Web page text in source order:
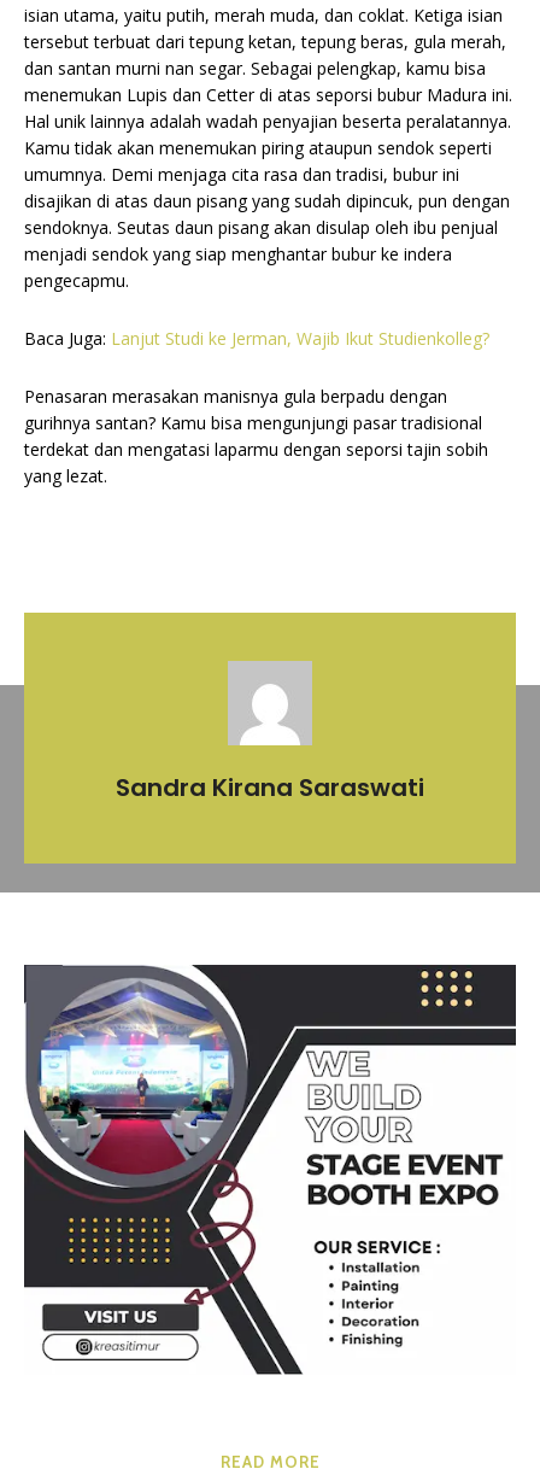
isian utama, yaitu putih, merah muda, dan coklat. Ketiga isian
tersebut terbuat dari tepung ketan, tepung beras, gula merah,
dan santan murni nan segar. Sebagai pelengkap, kamu bisa
menemukan Lupis dan Cetter di atas seporsi bubur Madura ini.
Hal unik lainnya adalah wadah penyajian beserta peralatannya.
Kamu tidak akan menemukan piring ataupun sendok seperti
umumnya. Demi menjaga cita rasa dan tradisi, bubur ini
disajikan di atas daun pisang yang sudah dipincuk, pun dengan
sendoknya. Seutas daun pisang akan disulap oleh ibu penjual
menjadi sendok yang siap menghantar bubur ke indera
pengecapmu.
Baca Juga: Lanjut Studi ke Jerman, Wajib Ikut Studienkolleg?
Penasaran merasakan manisnya gula berpadu dengan
gurihnya santan? Kamu bisa mengunjungi pasar tradisional
terdekat dan mengatasi laparmu dengan seporsi tajin sobih
yang lezat.
Sandra Kirana Saraswati
READ MORE